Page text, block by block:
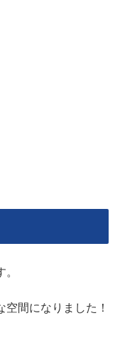
間になりました！